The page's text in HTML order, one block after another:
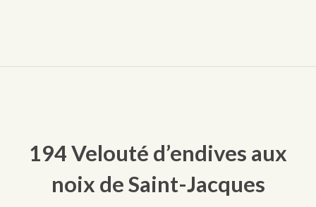
194 Velouté d’endives aux
noix de Saint-Jacques